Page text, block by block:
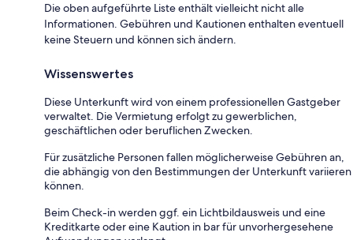
Die oben aufgeführte Liste enthält vielleicht nicht alle
Informationen. Gebühren und Kautionen enthalten eventuell
keine Steuern und können sich ändern.
Wissenswertes
Diese Unterkunft wird von einem professionellen Gastgeber
verwaltet. Die Vermietung erfolgt zu gewerblichen,
geschäftlichen oder beruflichen Zwecken.
Für zusätzliche Personen fallen möglicherweise Gebühren an,
die abhängig von den Bestimmungen der Unterkunft variieren
können.
Beim Check-in werden ggf. ein Lichtbildausweis und eine
Kreditkarte oder eine Kaution in bar für unvorhergesehene